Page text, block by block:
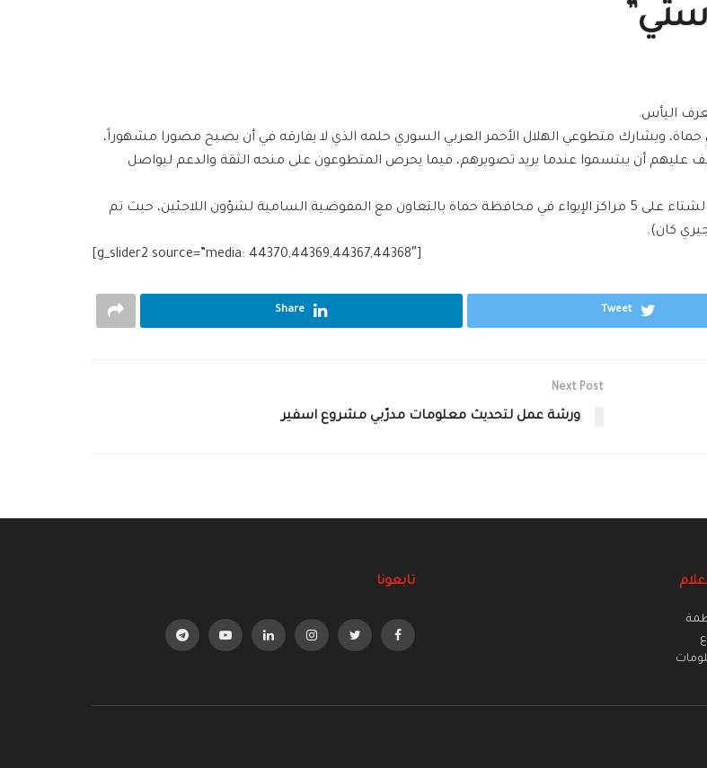
اليأس.
في حماة، ويشارك متطوعي الهلال الأحمر العربي السوري حلمه الذي لا يفارقه في أن يصبح مصورا مشهوراً،
عليهم أن يبتسموا عندما يريد تصويرهم، فيما يحرص المتطوعون على منحه الثقة والدعم ليواصل
عائلة محمد واحدة من 314 أسرة استفادت من توزيع مستلزمات فصل الشتاء على 5 مراكز الإيواء في محافظة حماة بالتعاون مع المفوضية السامية لشؤون اللاجئين، حيث تم
كان).
[g_slider2 source=”media: 44370,44369,44367,44368″]
Tweet
Share
Next Post
ورشة عمل لتحديث معلومات مدرّبي مشروع اسفير
تابعونا